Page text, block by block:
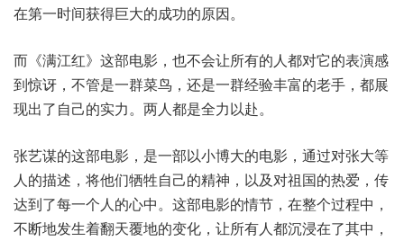
在第一时间获得巨大的成功的原因。
而《满江红》这部电影，也不会让所有的人都对它的表演感
到惊讶，不管是一群菜鸟，还是一群经验丰富的老手，都展
现出了自己的实力。两人都是全力以赴。
张艺谋的这部电影，是一部以小博大的电影，通过对张大等
人的描述，将他们牺牲自己的精神，以及对祖国的热爱，传
达到了每一个人的心中。这部电影的情节，在整个过程中，
不断地发生着翻天覆地的变化，让所有人都沉浸在了其中，